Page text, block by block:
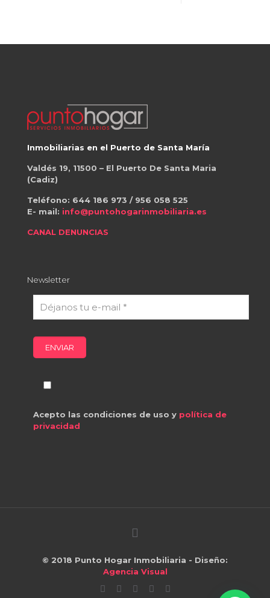
Inmobiliarias en el Puerto de Santa María
Valdés 19, 11500 – El Puerto De Santa Maria
(Cadiz)
Teléfono: 644 186 973 / 956 058 525
E- mail: info@puntohogarinmobiliaria.es
CANAL DENUNCIAS
Newsletter
Acepto las condiciones de uso y política de
privacidad
© 2018 Punto Hogar Inmobiliaria - Diseño:
Agencia Visual